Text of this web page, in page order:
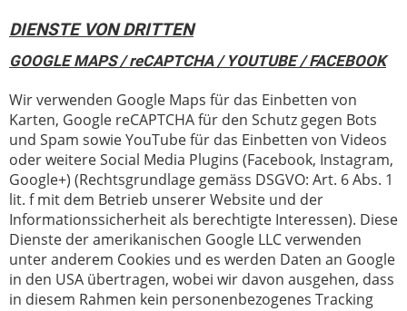
DIENSTE VON DRITTEN
GOOGLE MAPS / reCAPTCHA / YOUTUBE / FACEBOOK
Wir verwenden Google Maps für das Einbetten von
Karten, Google reCAPTCHA für den Schutz gegen Bots
und Spam sowie YouTube für das Einbetten von Videos
oder weitere Social Media Plugins (Facebook, Instagram,
Google+) (Rechtsgrundlage gemäss DSGVO: Art. 6 Abs. 1
lit. f mit dem Betrieb unserer Website und der
Informationssicherheit als berechtigte Interessen). Diese
Dienste der amerikanischen Google LLC verwenden
unter anderem Cookies und es werden Daten an Google
in den USA übertragen, wobei wir davon ausgehen, dass
in diesem Rahmen kein personenbezogenes Tracking